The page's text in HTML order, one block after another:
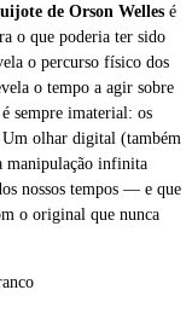
de Orson Welles é
o que poderia ter sido
o percurso físico dos
o tempo a agir sobre
sempre imaterial: os
Um olhar digital (também
manipulação infinita
nossos tempos — e que
o original que nunca